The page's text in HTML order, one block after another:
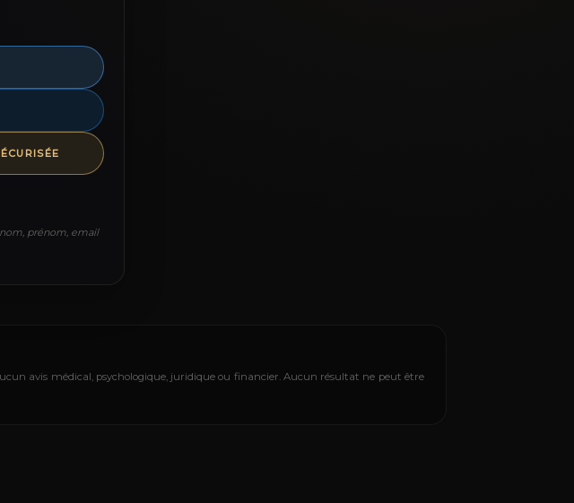
prénom, email
avis médical, psychologique, juridique ou financier. Aucun résultat ne peut être